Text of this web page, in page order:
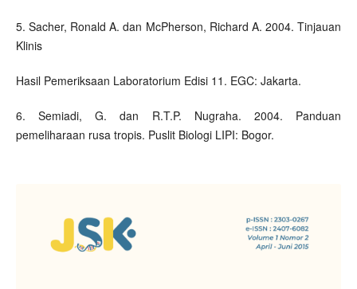
5. Sacher, Ronald A. dan McPherson, Richard A. 2004. Tinjauan
Klinis
Hasil Pemeriksaan Laboratorium Edisi 11. EGC: Jakarta.
6. Semiadi, G. dan R.T.P. Nugraha. 2004. Panduan
pemeliharaan rusa tropis. Puslit Biologi LIPI: Bogor.